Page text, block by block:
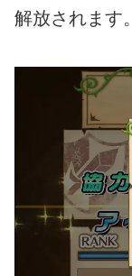
解放されます。